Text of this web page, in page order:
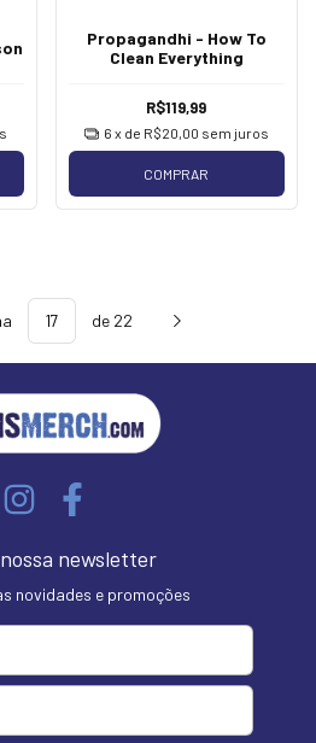
Propagandhi - How To
Clean Everything
R$119,99
6 x de R$20,00 sem juros
COMPRAR
de 22
newsletter
novidades e promoções